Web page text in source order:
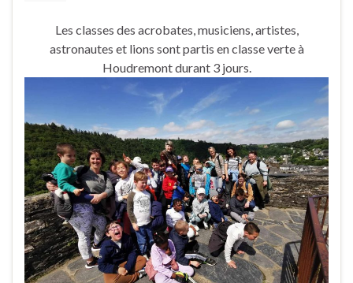
Les classes des acrobates, musiciens, artistes,
astronautes et lions sont partis en classe verte à
Houdremont durant 3 jours.